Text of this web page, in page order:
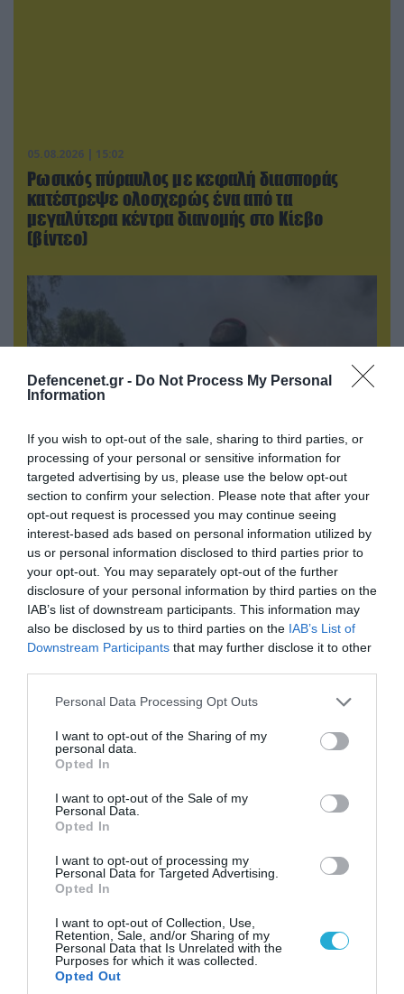
Defencenet.gr - Do Not Process My Personal
Information
If you wish to opt-out of the sale, sharing to third parties, or
processing of your personal or sensitive information for
targeted advertising by us, please use the below opt-out
section to confirm your selection. Please note that after your
opt-out request is processed you may continue seeing
interest-based ads based on personal information utilized by
us or personal information disclosed to third parties prior to
your opt-out. You may separately opt-out of the further
disclosure of your personal information by third parties on the
IAB’s list of downstream participants. This information may
also be disclosed by us to third parties on the IAB’s List of
Downstream Participants that may further disclose it to other
Please note that this website/app uses one or more Google
not limited to your visit or usage behaviour. You may click to
grant or deny consent to Google and its third-party tags to
use your data for below specified purposes in below Google
consent section.
Personal Data Processing Opt Outs
I want to opt-out of the Sharing of my
personal data.
Opted In
I want to opt-out of the Sale of my
Personal Data.
Opted In
I want to opt-out of processing my
Personal Data for Targeted Advertising.
Opted In
I want to opt-out of Collection, Use,
Retention, Sale, and/or Sharing of my
Personal Data that Is Unrelated with the
Purposes for which it was collected.
Opted Out
05.08.2026 | 15:02
Ρωσικός πύραυλος με κεφαλή διασποράς
κατέστρεψε ολοσχερώς ένα από τα
μεγαλύτερα κέντρα διανομής στο Κίεβο
(βίντεο)
05.08.2026 | 22:02
Αδειάζουν το Κραματόρσκ οι Ουκρανοί:
Έκτακτη εκκένωση στην πόλη μετά την
αιφνιδιαστική προώθηση των Ρώσων (βίντεο)
05.08.2026 | 15:02
περιστατικό με το προεδρικό ελικόπτερο
Marine One που μετέφερε τον Ν.Τραμπ
ΠΟΛΙΤΙΚΗ